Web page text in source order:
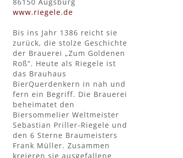
www.riegele.de
Bis ins Jahr 1386 reicht sie
zurück, die stolze Geschichte
der Brauerei „Zum Goldenen
Roß“. Heute als Riegele ist
das Brauhaus
BierQuerdenkern in nah und
fern ein Begriff. Die Brauerei
beheimatet den
Biersommelier Weltmeister
Sebastian Priller-Riegele und
den 6 Sterne Braumeisters
Frank Müller. Zusammen
kreieren sie ausgefallene